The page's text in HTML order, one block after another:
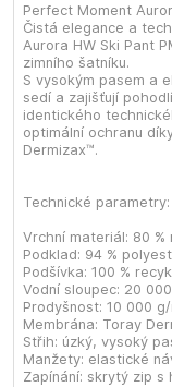
Perfect Moment
Čistá elegance a
Aurora HW Ski Pant
zimního šatníku.
S vysokým pasem a
sedí a zajišťují
identického
optimální ochranu
Dermizax™.
Technické parametry:
Vrchní materiál: 80 %
Podklad: 94 %
Podšívka: 100 %
Vodní sloupec: 20
Prodyšnost: 10 000
Membrána: Toray
Střih: úzký, vysoký
Manžety: elastické
Zapínání: skrytý zip s